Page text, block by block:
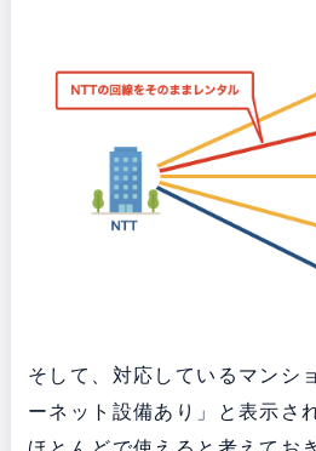
そして、対応しているマンシ
ーネット設備あり」と表示さ